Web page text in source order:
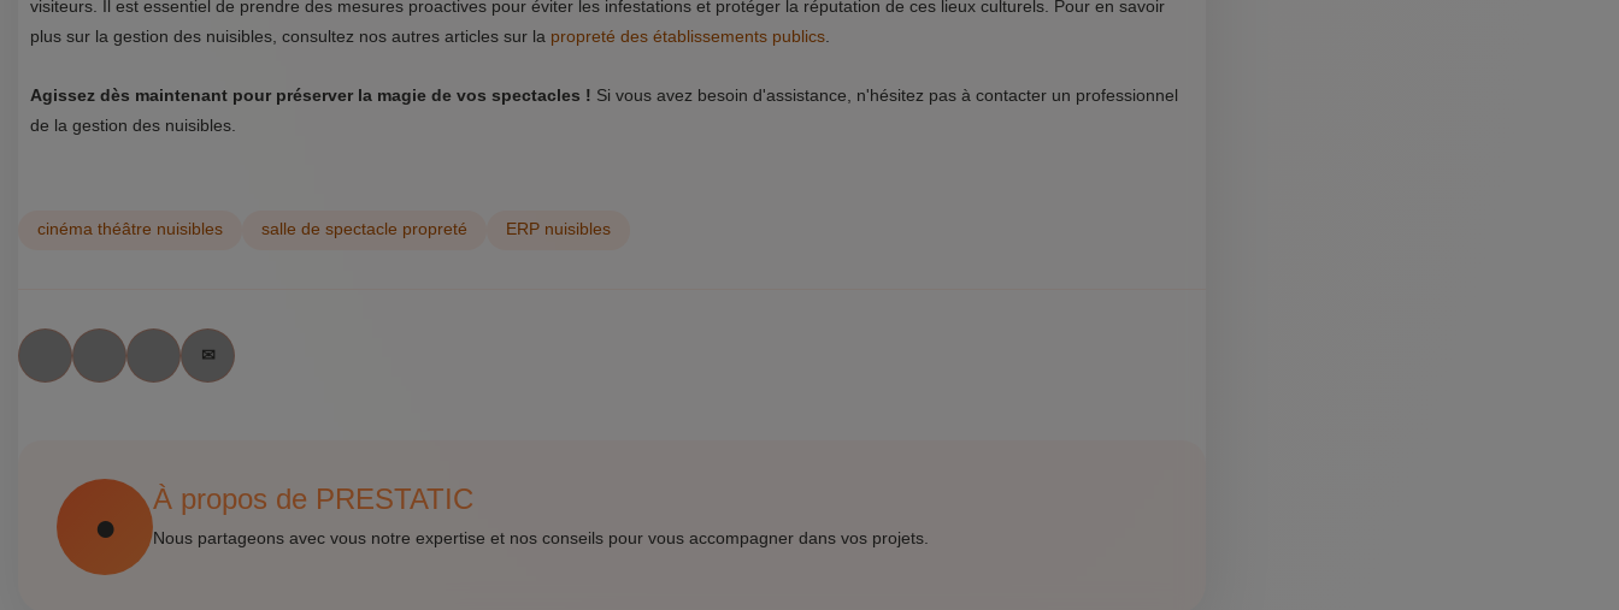
visiteurs. Il est essentiel de prendre des mesures proactives pour éviter les infestations et protéger la réputation de ces lieux culturels. Pour en savoir
plus sur la gestion des nuisibles, consultez nos autres articles sur la propreté des établissements publics
Agissez dès maintenant pour préserver la magie de vos spectacles ! Si vous avez besoin d'assistance, n'hésitez pas à contacter un professionnel
de la gestion des nuisibles.
cinéma théâtre nuisibles salle de spectacle propreté ERP nuisibles
À propos de PRESTATIC
Nous partageons avec vous notre expertise et nos conseils pour vous accompagner dans vos projets.